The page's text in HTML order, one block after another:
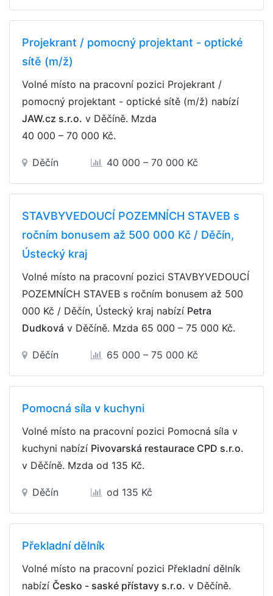
Projekrant / pomocný projektant - optické
sítě (m/ž)
Volné místo na pracovní pozici Projekrant /
pomocný projektant - optické sítě (m/ž) nabízí
JAW.cz s.r.o. v Děčíně. Mzda
40 000 – 70 000 Kč.
Děčín 40 000 – 70 000 Kč
STAVBYVEDOUCÍ POZEMNÍCH STAVEB s
ročním bonusem až 500 000 Kč / Děčín,
Ústecký kraj
Volné místo na pracovní pozici STAVBYVEDOUCÍ
POZEMNÍCH STAVEB s ročním bonusem až 500
000 Kč / Děčín, Ústecký kraj nabízí Petra
Dudková v Děčíně. Mzda 65 000 – 75 000 Kč.
Děčín 65 000 – 75 000 Kč
Pomocná síla v kuchyni
Volné místo na pracovní pozici Pomocná síla v
kuchyni nabízí Pivovarská restaurace CPD s.r.o.
v Děčíně. Mzda od 135 Kč.
Děčín od 135 Kč
Překladní dělník
Volné místo na pracovní pozici Překladní dělník
nabízí Česko - saské přístavy s.r.o. v Děčíně.